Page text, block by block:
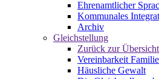
Ehrenamtlicher
Kommunales
Archiv
Gleichstellung
Zurück zur Übersicht
Vereinbarkeit
Häusliche Gewalt